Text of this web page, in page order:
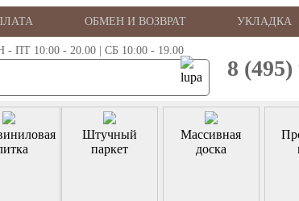
ОБМЕН И ВОЗВРАТ УКЛАДКА
10:00 - 20.00 | СБ 10:00 - 19.00
8 (495)
Штучный
паркет
Массивная
доска